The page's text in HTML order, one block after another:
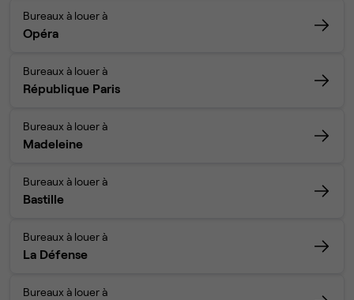
Bureaux à louer à
Opéra
Bureaux à louer à
République Paris
Bureaux à louer à
Madeleine
Bureaux à louer à
Bastille
Bureaux à louer à
La Défense
Bureaux à louer à